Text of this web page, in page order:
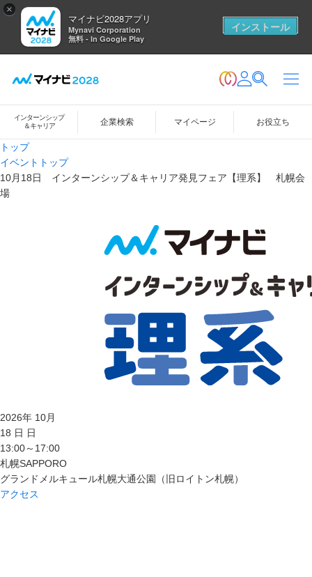
×
マイナビ2028アプリ
Mynavi Corporation
無料 - In Google Play
インストール
インターンシップ
＆キャリア
企業検索 マイページ お役立ち
トップ
イベントトップ
10月18日 インターンシップ＆キャリア発見フェア【理系】 札幌会
場
2026年 10月
18 日 日
13:00～17:00
札幌SAPPORO
グランドメルキュール札幌大通公園（旧ロイトン札幌）
アクセス